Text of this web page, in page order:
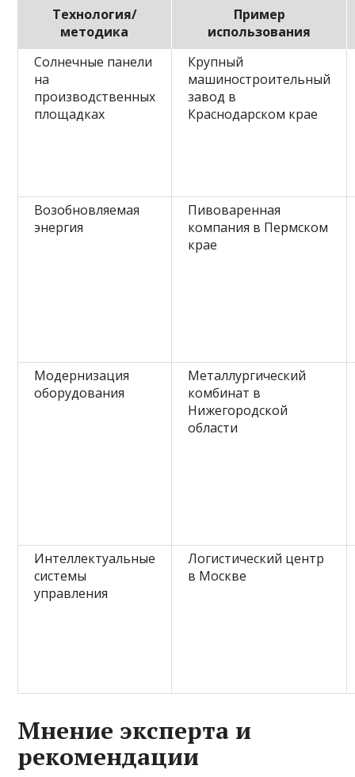
Технология/
методика
Пример
использования
Солнечные панели
на
производственных
площадках
Крупный
машиностроительный
завод в
Краснодарском крае
Возобновляемая
энергия
Пивоваренная
компания в Пермском
крае
Модернизация
оборудования
Металлургический
комбинат в
Нижегородской
области
Интеллектуальные
системы
управления
Логистический центр
в Москве
Мнение эксперта и
рекомендации